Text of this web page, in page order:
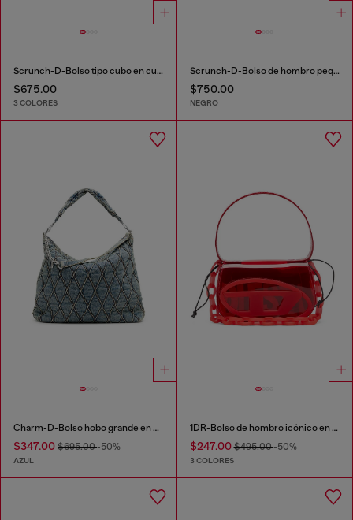
Scrunch-D-Bolso tipo cubo en cuero arrugado y brillante
$675.00
3 COLORES
Scrunch-D-Bolso de hombro pequeño de cuero arrugado
$750.00
NEGRO
Charm-D-Bolso hobo grande en denim acolchado con motivo argyle
$347.00 $695.00-50%
AZUL
1DR-Bolso de hombro icónico en TPU transparente
$247.00$495.00-50%
3 COLORES